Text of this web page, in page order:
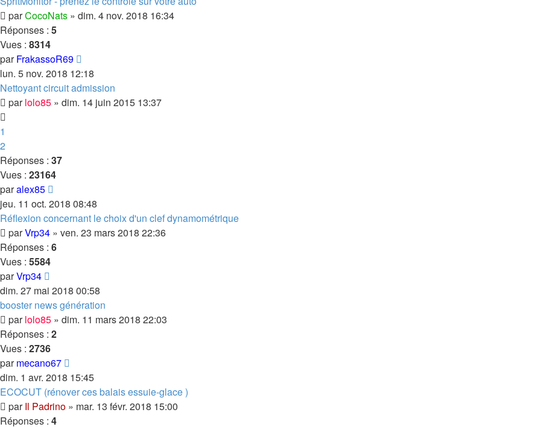
parCocoNats » dim. 4 nov. 2018 16:34
Réponses : 5
Vues : 8314
parFrakassoR69
lun. 5 nov. 2018 12:18
Nettoyant circuit admission
parlolo85 » dim. 14 juin 2015 13:37
1
2
Réponses : 37
Vues : 23164
paralex85
jeu. 11 oct. 2018 08:48
Réflexion concernant le choix d'un clef dynamométrique
parVrp34 » ven. 23 mars 2018 22:36
Réponses : 6
Vues : 5584
parVrp34
dim. 27 mai 2018 00:58
booster news génération
parlolo85 » dim. 11 mars 2018 22:03
Réponses : 2
Vues : 2736
parmecano67
dim. 1 avr. 2018 15:45
ECOCUT (rénover ces balais essuie-glace )
parIl Padrino » mar. 13 févr. 2018 15:00
Réponses : 4